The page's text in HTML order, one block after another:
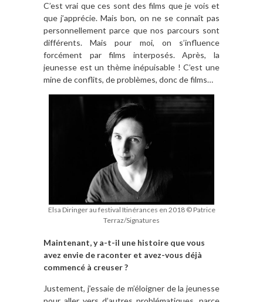
C’est vrai que ces sont des films que je vois et
que j’apprécie. Mais bon, on ne se connaît pas
personnellement parce que nos parcours sont
différents. Mais pour moi, on s’influence
forcément par films interposés. Après, la
jeunesse est un thème inépuisable ! C’est une
mine de conflits, de problèmes, donc de films…
Elsa Diringer au festival Itinérances en 2018 © Patrice
Terraz/Signatures
Maintenant, y a-t-il une histoire que vous
avez envie de raconter et avez-vous déjà
commencé à creuser ?
Justement, j’essaie de m’éloigner de la jeunesse